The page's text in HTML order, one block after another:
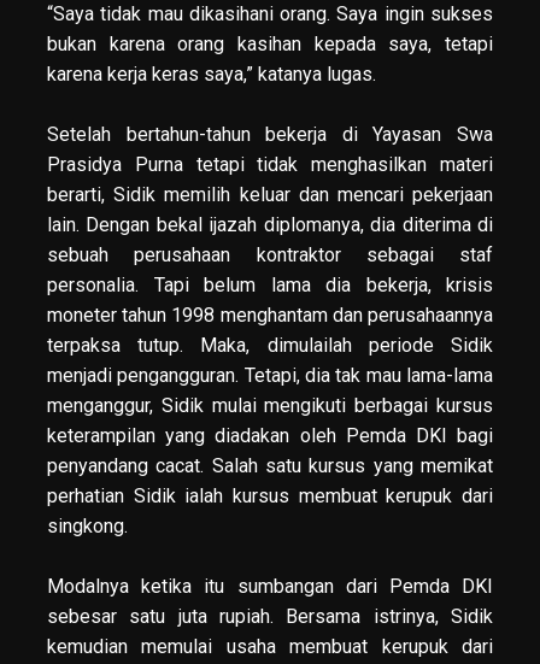
“Saya tidak mau dikasihani orang. Saya ingin sukses
bukan karena orang kasihan kepada saya, tetapi
karena kerja keras saya,” katanya lugas.
Setelah bertahun-tahun bekerja di Yayasan Swa
Prasidya Purna tetapi tidak menghasilkan materi
berarti, Sidik memilih keluar dan mencari pekerjaan
lain. Dengan bekal ijazah diplomanya, dia diterima di
sebuah perusahaan kontraktor sebagai staf
personalia. Tapi belum lama dia bekerja, krisis
moneter tahun 1998 menghantam dan perusahaannya
terpaksa tutup. Maka, dimulailah periode Sidik
menjadi pengangguran. Tetapi, dia tak mau lama-lama
menganggur, Sidik mulai mengikuti berbagai kursus
keterampilan yang diadakan oleh Pemda DKI bagi
penyandang cacat. Salah satu kursus yang memikat
perhatian Sidik ialah kursus membuat kerupuk dari
singkong.
Modalnya ketika itu sumbangan dari Pemda DKI
sebesar satu juta rupiah. Bersama istrinya, Sidik
kemudian memulai usaha membuat kerupuk dari